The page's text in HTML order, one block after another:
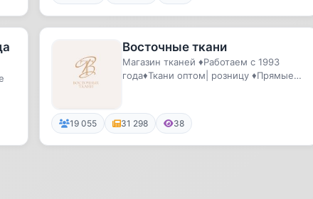
Восточные ткани
Магазин тканей ♦️Работаем с 1993
года♦️Ткани оптом| розницу ♦️Прямые
19 055 31 298 38